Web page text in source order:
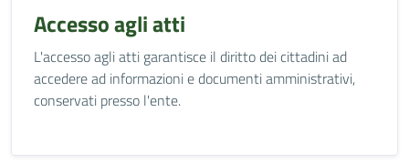
Accesso agli atti
L'accesso agli atti garantisce il diritto dei cittadini ad
accedere ad informazioni e documenti amministrativi,
conservati presso l'ente.